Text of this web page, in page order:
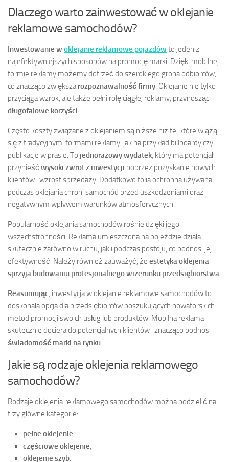
Dlaczego warto zainwestować w oklejanie
reklamowe samochodów?
Inwestowanie w oklejanie reklamowe pojazdów to jeden z
najefektywniejszych sposobów na promocję marki. Dzięki mobilnej
formie reklamy możemy dotrzeć do szerokiego grona odbiorców,
co znacząco zwiększarozpoznawalność firmy. Oklejanie nie tylko
przyciąga wzrok, ale także pełni rolę ciągłej reklamy, przynosząc
długofalowe korzyści.
Często koszty związane z oklejaniem są niższe niż te, które wiążą
się z tradycyjnymi formami reklamy, jak na przykład billboardy czy
publikacje w prasie. To jednorazowy wydatek, który ma potencjał
przynieść wysoki zwrot z inwestycji poprzez pozyskanie nowych
klientów i wzrost sprzedaży. Dodatkowo folia ochronna używana
podczas oklejania chroni samochód przed uszkodzeniami oraz
negatywnym wpływem warunków atmosferycznych.
Popularność oklejania samochodów rośnie dzięki jego
wszechstronności. Reklama umieszczona na pojeździe działa
skutecznie zarówno w ruchu, jak i podczas postoju, co podnosi jej
efektywność. Należy również zauważyć, że estetyka oklejenia
sprzyja budowaniu profesjonalnego wizerunku przedsiębiorstwa.
Reasumując, inwestycja w oklejanie reklamowe samochodów to
doskonała opcja dla przedsiębiorców poszukujących nowatorskich
metod promocji swoich usług lub produktów. Mobilna reklama
skutecznie dociera do potencjalnych klientów i znacząco podnosi
świadomość marki na rynku.
Jakie są rodzaje oklejenia reklamowego
samochodów?
Rodzaje oklejenia reklamowego samochodów można podzielić na
trzy główne kategorie:
pełne oklejenie,
częściowe oklejenie,
oklejenie szyb.